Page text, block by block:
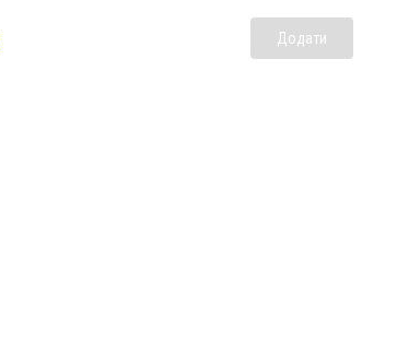
Додати